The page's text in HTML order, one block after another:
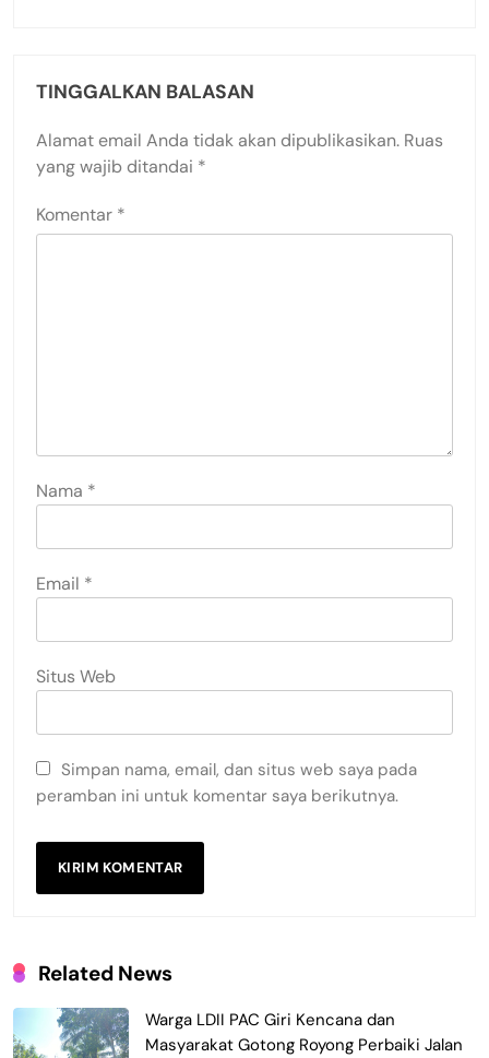
TINGGALKAN BALASAN
Alamat email Anda tidak akan dipublikasikan. Ruas
yang wajib ditandai *
Komentar *
Nama *
Email *
Situs Web
Simpan nama, email, dan situs web saya pada
peramban ini untuk komentar saya berikutnya.
Related News
Warga LDII PAC Giri Kencana dan
Masyarakat Gotong Royong Perbaiki Jalan